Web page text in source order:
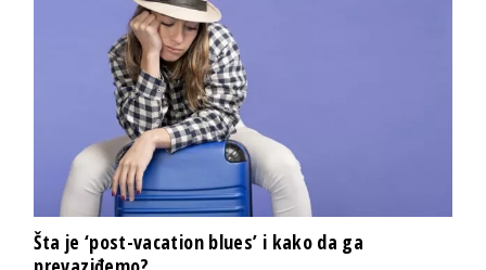
Šta je ‘post-vacation blues’ i kako da ga